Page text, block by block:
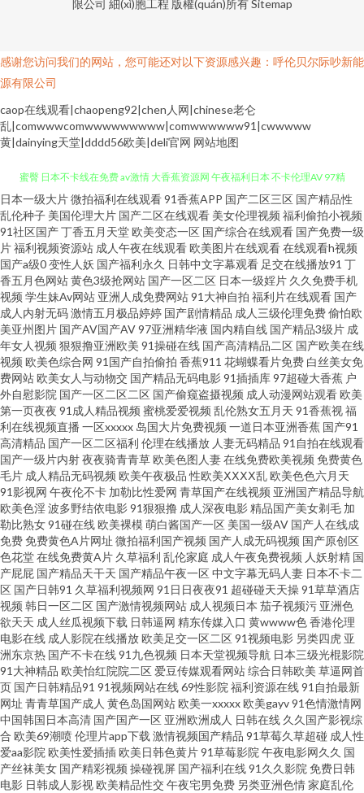
限公司 細(xì)胞工程 版權(quán)所有Sitemap
感谢您访问我们的网站，您可能还对以下资源感兴趣：呼伦贝尔际吵新能
源有限公司
caop在线观看|chaopeng92|chen人网|chinese老仑
乱|comwwwcomwwwwwwwww|comwwwwww91|cwwwww
黄|dainying天堂|dddd56欧美|deli官网 网站地图
成人97 97AV超碰 婷婷久久成人导航 超碰97人人操 超碰98人人 91麻豆国产
蜜臀 日本不卡线在免费 av激情 大香蕉资源网 午夜福利日本 不卡伦理AV 97精
频 成人A级视频 日韩福利 老司机福利影院 午夜秀场一区二区 日韩午夜成人网
站 久久青青草网站 www福利姬 欧美另类专区 欧美性爱天天 午夜日韩AB 黑丝
三级a片 九九热99视频 俺去也视频 三级网站大全 91TV在线 日韩欧美国产精
品 日韩内地国产人成 AV天堂伦理电影 大香蕉五月丁香 欧美性爱亚洲色图 深
夜超碰社区 2026肏逼网 久久香蕉网 www性爱com 午夜伦理影院 亚州三级片
人妖免费网站 97超碰激情 色色日韩 狠狠干99 老司机黄色av 亚洲欧洲日产AV
九一国产视频在线 成人午夜精品 日本熟妇色视频 黑丝瘙逼 日本不卡线在免
费 国产探花123 菠萝AV片 青草视屏 亚洲天堂官方网站 99re欧美精品 亚洲成
人小说网站 欧美综合婷婷 超碰97制服 肏屄视频免费观看 丁香8月大香蕉 91
国产福利视频 老湿机69 91麻豆萝莉熟女 国产淫秽网视频 人人操B碰 黄色女
男 国模1024 黄色仓库app 亚洲激情 韩国AA毛片 伊人成人免费视频 91大神西
瓜 神马黄色影院 AV男人的天堂網 微拍福利69 久草手机在线 超碰人人草人人
干 97人人色 欧美成人理论 中文字幕三级伦理 AA欧美性爱 伊人影院伊思7 九
日本一级大片微拍福利在线观看91香蕉APP 国产二区三区 国产精品性
乱伦种子 美国伦理大片 国产二区在线观看 美女伦理视频 福利偷拍小视频
91社区国产丁香五月天堂欧美变态一区 国产综合在线观看 国产免费一级
片福利视频资源站 成人午夜在线观看欧美图片在线观看在线观看h视频
国产a级0变性人妖 国产福利永久 日韩中文字幕观看 足交在线播放91 丁
香五月色网站黄色3级抢网站 国产一区二区 日本一级婬片 久久免费手机
视频 学生妹Av网站 亚洲人成免费网站91大神自拍 福利片在线观看 国产
成人内射无码激情五月极品婷婷 国产剧情精品 成人三级伦理免费偷怕欧
美亚州图片 国产AV国产AV97亚洲精华液 国内精自线 国产精品3级片 成
年女人视频 狠狠撸亚洲欧美 91操碰在线 国产高清精品二区 国产欧美在线
视频 欧美色综合网 91国产自拍偷拍 香蕉911 花蝴蝶看片免费 白丝美女免
费网站欧美女人与动物交 国产精品无码电影91插插库97超碰大香蕉 户
外自慰影院 国产一区二区二区 国产偷窥盗摄视频 成人动漫网站观看欧美
第一页夜夜 91成人精品视频 蜜桃爱爱视频 乱伦熟女五月天 91香蕉视福
利在线视频直播 一区xxxxx 岛国大片免费视频 一道日本亚洲香蕉 国产91
高清精品 国产一区二区福利 伦理在线播放 人妻无码精品 91自拍在线观看
国产一级片内射夜夜骑青青草欧美色图人妻在线免费欧美视频 免费黄色
毛片 成人精品无码视频 欧美午夜极品 性欧美ⅩⅩⅩⅩ乱欧美色色六月天
91影视网 午夜伦不卡 加勒比性爱网 青草国产在线视频 亚洲国产精品导航
欧美色淫波多野结依电影91狠狠撸 成人深夜电影精品国产美女剃毛 加
勒比熟女91碰在线欧美裸模萌白酱国产一区 美国一级AV 国产人在线成
免费免费黄色A片网址 微拍福利国产视频 国产人成无码视频 国产原创区
色花堂在线免费黄A片 久草福利 乱伦家庭 成人午夜免费视频 人妖射精 国
产屁屁 国产精品天干天 国产精品午夜一区中文字幕无码人妻 日本不卡二
区 国产日韩91 久草福利视频网 91日日夜夜91 超碰碰天天操91草草酒店
视频 韩日一区二区 国产激情视频网站 成人视频日本 茄子视频污 亚洲色
欲天天 成人丝瓜视频下载 日韩逼网 精东传媒入口 黄wwww色香港伦理
电影在线 成人影院在线播放欧美足交一区二区91视频电影 另类四虎 亚
洲东京热 国产不卡在线91九色视频 日本天堂视频导航 日本三级光棍影院
91大神精品 欧美怡红院院二区 爱豆传媒观看网站综合日韩欧美 草逼网首
页 国产日韩精品91 91视频网站在线69性影院 福利资源在线91自拍最新
网址 青青草国产成人 黄色岛国网站欧美一xxxxx欧美gayv91色情激情网
中国韩国日本高清 国产国产一区 亚洲欧洲成人 日韩在线 久久国产影视综
合 欧美69潮喷伦理片app下载 激情视频国产精品 91草莓久草超碰 成人性
爱aa影院 欧美性爱插插欧美日韩色黄片91草莓影院 午夜电影网久久 国
产丝袜美女 国产精彩视频 操碰视屏 国产福利在线91久久影院 免费日韩
电影 日韩成人影视欧美精品性交午夜宅男免费 另类亚洲色情家庭乱伦